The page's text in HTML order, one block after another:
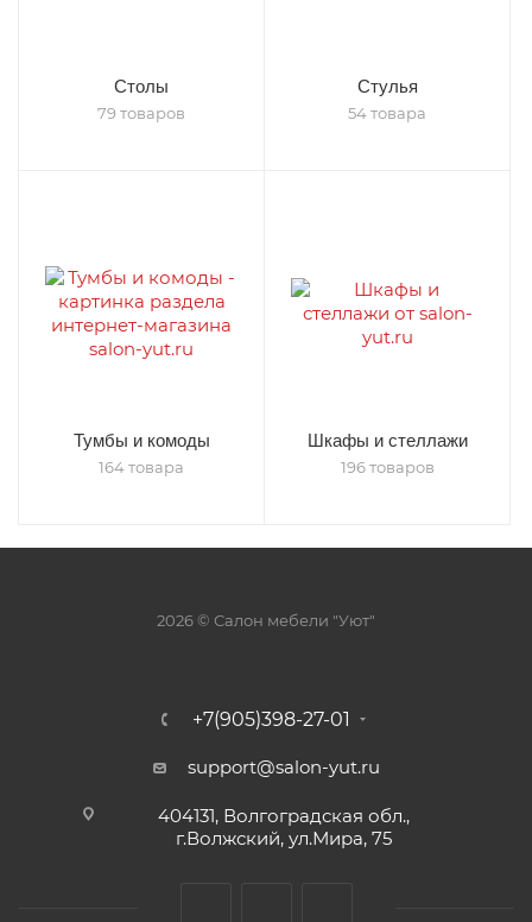
Столы
79 товаров
Стулья
54 товара
Тумбы и комоды
164 товара
Шкафы и стеллажи
196 товаров
2026 © Салон мебели "Уют"
+7(905)398-27-01
support@salon-yut.ru
404131, Волгоградская обл.,
г.Волжский, ул.Мира, 75